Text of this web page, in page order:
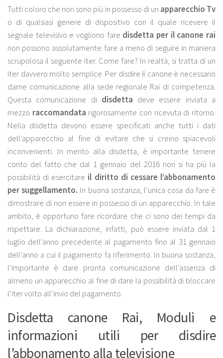
Tutti coloro che non sono più in possesso di un apparecchio Tv
o di qualsiasi genere di dispositivo con il quale ricevere il
segnale televisivo e vogliono fare disdetta per il canone rai
non possono assolutamente fare a meno di seguire in maniera
scrupolosa il seguente iter. Come fare? In realtà, si tratta di un
iter davvero molto semplice. Per disdire il canone è necessario
darne comunicazione alla sede regionale Rai di competenza.
Questa comunicazione di disdetta deve essere inviata a
mezzo raccomandata rigorosamente con ricevuta di ritorno.
Nella disdetta devono essere specificati anche tutti i dati
dell’apparecchio al fine di evitare che si creino spiacevoli
inconvenienti. In merito alla disdetta, è importante tenere
conto del fatto che dal 1 gennaio del 2016 non si ha più la
possibilità di esercitare il diritto di cessare l’abbonamento
per suggellamento. In buona sostanza, l’unica cosa da fare è
dimostrare di non essere in possesso di un apparecchio. In tale
ambito, è opportuno fare ricordare che ci sono dei tempi da
rispettare. La dichiarazione, infatti, può essere inviata dal 1
luglio dell’anno precedente al pagamento fino al 31 gennaio
dell’anno a cui il pagamento fa riferimento. In buona sostanza,
l’importante è dare pronta comunicazione dell’assenza di
almeno un apparecchio al fine di dare la possibilità di bloccare
l’iter volto all’invio del pagamento.
Disdetta canone Rai, Moduli e
informazioni utili per disdire
l’abbonamento alla televisione